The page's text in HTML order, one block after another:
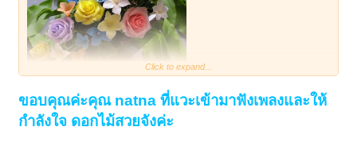
เพลงเพราะค่ะ
Click to expand...
ขอบคุณค่ะคุณ natna ที่แวะเข้ามาฟังเพลงและให้
กำลังใจ ดอกไม้สวยจังค่ะ